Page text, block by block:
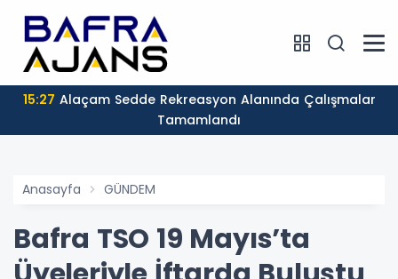
15:24 Bafra'da Yol ve Kaldırım Çalışmaları Sürüyor
Anasayfa GÜNDEM
Bafra TSO 19 Mayıs’ta